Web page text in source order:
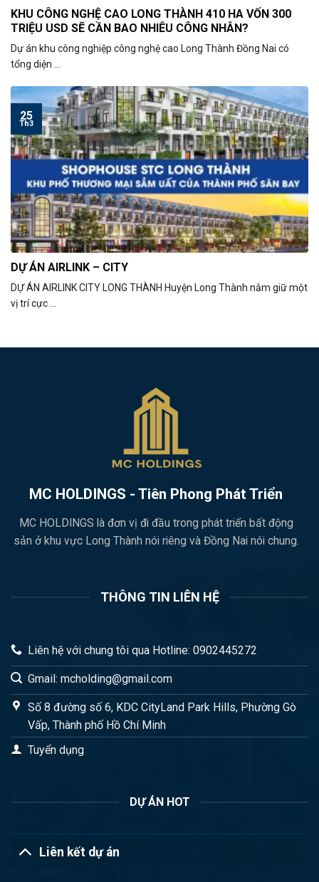
KHU CÔNG NGHỆ CAO LONG THÀNH 410 HA VỐN 300
TRIỆU USD SẼ CẦN BAO NHIÊU CÔNG NHÂN?
Dự án khu công nghiệp công nghệ cao Long Thành Đồng Nai có
tổng diện ...
DỰ ÁN AIRLINK – CITY
DỰ ÁN AIRLINK CITY LONG THÀNH Huyện Long Thành nắm giữ một
vị trí cực ...
25
Th3
MC HOLDINGS - Tiên Phong Phát Triển
MC HOLDINGS là đơn vị đi đầu trong phát triển bất động
sản ở khu vực Long Thành nói riêng và Đồng Nai nói chung.
THÔNG TIN LIÊN HỆ
Liên hệ với chung tôi qua Hotline: 0902445272
Gmail: mcholding@gmail.com
Số 8 đường số 6, KDC CityLand Park Hills, Phường Gò
Vấp, Thành phố Hồ Chí Minh
Tuyển dụng
DỰ ÁN HOT
Liên kết dự án